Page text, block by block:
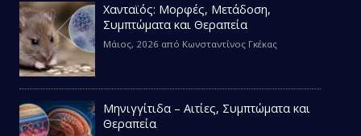
Χανταϊός: Μορφές, Μετάδοση,
Συμπτώματα και Θεραπεία
Μάιος, 2026 από Κωνσταντίνος Γκέκας
Μηνιγγίτιδα – Αιτίες, Συμπτώματα και
Θεραπεία